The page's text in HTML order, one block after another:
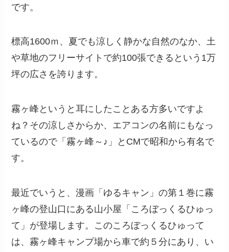
です。
標高1600ｍ、夏でも涼しく静かな自然のなか、土
や草地のフリーサイトで約100張できるという1万
坪の広さを誇ります。
霧ヶ峰というと耳にしたことある方多いですよ
ね？その涼しさからか、エアコンの名前にもなっ
ているので「霧ヶ峰～♪」とCMで昭和から有名で
す。
最近でいうと、漫画「ゆるキャン」の第１巻に霧
ヶ峰の登山口にある山小屋「ころぼっくるひゅっ
て」が登場します。このころぼっくるひゅって
は、霧ヶ峰キャンプ場から車で約５分にあり、い